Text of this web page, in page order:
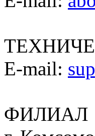
E-mail:
ФИЛИАЛ